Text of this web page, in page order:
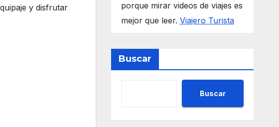
y disfrutar
porque mirar videos de viajes es
mejor que leer. Viajero Turista
Buscar
Buscar